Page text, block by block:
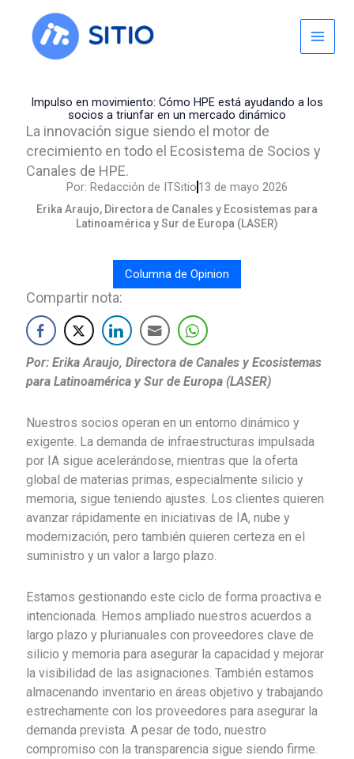
content
Impulso en movimiento: Cómo HPE está ayudando a los
socios a triunfar en un mercado dinámico
La innovación sigue siendo el motor de
crecimiento en todo el Ecosistema de Socios y
Canales de HPE.
Por: Redacción de ITSitio 13 de mayo 2026
Erika Araujo, Directora de Canales y Ecosistemas para
Latinoamérica y Sur de Europa (LASER)
Columna de Opinion
Compartir nota:
Por: Erika Araujo, Directora de Canales y Ecosistemas
para Latinoamérica y Sur de Europa (LASER)
Nuestros socios operan en un entorno dinámico y
exigente. La demanda de infraestructuras impulsada
por IA sigue acelerándose, mientras que la oferta
global de materias primas, especialmente silicio y
memoria, sigue teniendo ajustes. Los clientes quieren
avanzar rápidamente en iniciativas de IA, nube y
modernización, pero también quieren certeza en el
suministro y un valor a largo plazo.
Estamos gestionando este ciclo de forma proactiva e
intencionada. Hemos ampliado nuestros acuerdos a
largo plazo y plurianuales con proveedores clave de
silicio y memoria para asegurar la capacidad y mejorar
la visibilidad de las asignaciones. También estamos
almacenando inventario en áreas objetivo y trabajando
estrechamente con los proveedores para asegurar la
demanda prevista. A pesar de todo, nuestro
compromiso con la transparencia sigue siendo firme.